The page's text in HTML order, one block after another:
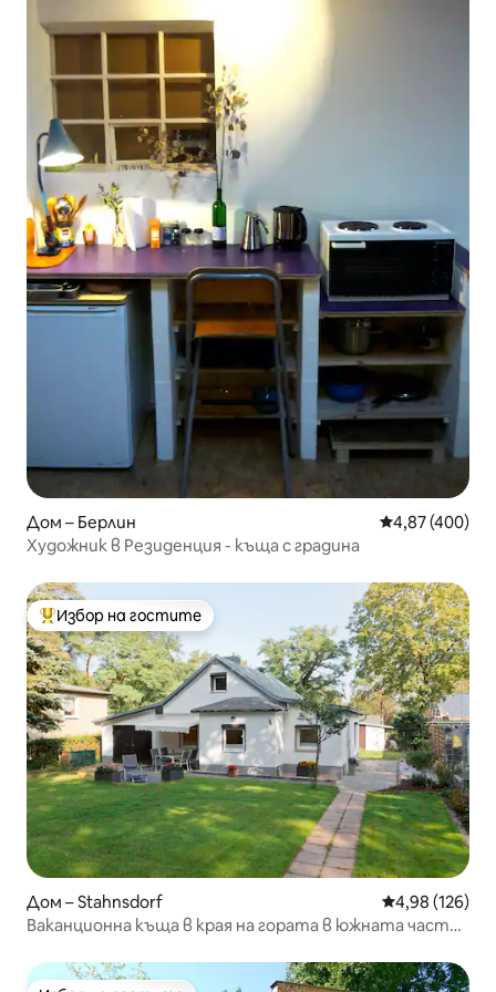
Дом – Берлин Средна
4,87 (400)
Художник в Резиденция - къща с градина
Най-популярен избор на гостите
Избор на гостите
Дом – Stahnsdorf Средна
4,98 (126)
Ваканционна къща в края на гората в южната част